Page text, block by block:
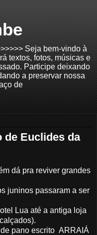
Seja bem-vindo à
textos, fotos, músicas e
Participe deixando
a preservar nossa
de
de Euclides da
dá pra reviver grandes
juninos passaram a ser
Lua até a antiga loja
pano escrito ARRAIÁ